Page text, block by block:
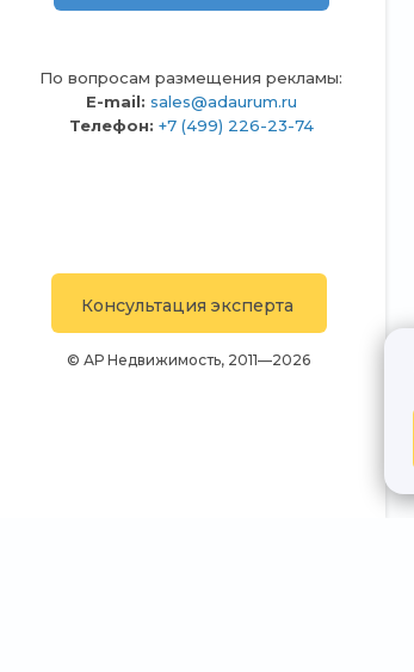
По вопросам размещения рекламы:
E-mail: sales@adaurum.ru
Телефон: +7 (499) 226-23-74
Консультация эксперта
© АР Недвижимость, 2011—2026